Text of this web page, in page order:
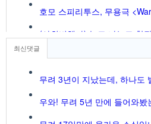
호모 스피리투스, 무용극
(사회비행자) 놀고 나누고 창작
정말
최신댓글
무려 3년이 지났는데, 하나도
우와! 무려 5년 만에 들어와봤